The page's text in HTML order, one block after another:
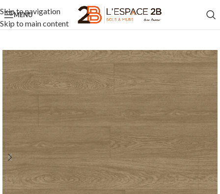
Skip to navigation
Skip to main content
MENU